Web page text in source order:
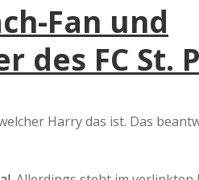
n
e
r
Fan und
des FC St.
Harry das ist. Das